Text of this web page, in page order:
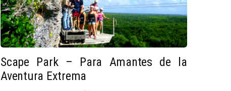
Scape Park – Para Amantes de la
Aventura Extrema